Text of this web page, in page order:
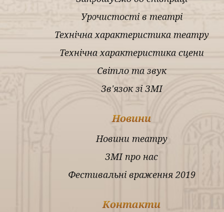
Урочистості в театрі
Технічна характеристика театру
Технічна характеристика сцени
Світло та звук
Зв'язок зі ЗМІ
Новини
Новини театру
ЗМІ про нас
Фестивальні враження 2019
Контакти